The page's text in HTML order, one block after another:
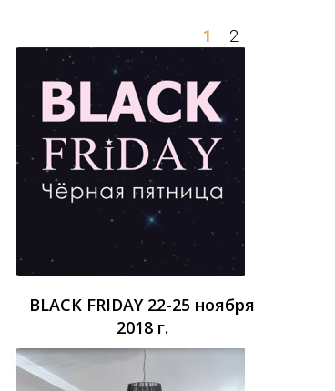
1 2
BLACK FRIDAY 22-25 ноября
2018 г.